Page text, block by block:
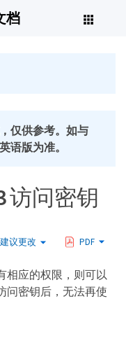
档
仅供参考。如与
语版为准。
访问密钥
建议更改 PDF
相应的权限，则可以
问密钥后，无法再使